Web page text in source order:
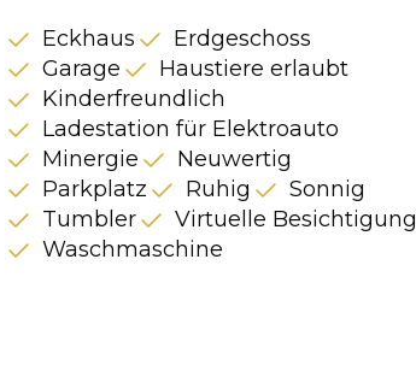
Eckhaus
Erdgeschoss
Garage
Haustiere erlaubt
Kinderfreundlich
Ladestation für Elektroauto
Minergie
Neuwertig
Parkplatz
Ruhig
Sonnig
Tumbler
Virtuelle Besichtigung
Waschmaschine